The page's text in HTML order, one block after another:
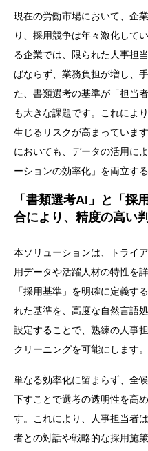
現在の労働市場において、企
り、採用競争は年々激化して
る企業では、限られた人事担
ばならず、業務負担が増し、
た、書類選考の基準が「担当
も大きな課題です。これによ
生じるリスクが高まっていま
においても、データの活用に
ーションの効率化」を両立す
「書類選考AI」と「採
合により、精度の高い
本ソリューションは、トライ
用データや活躍人材の特性を
「採用基準」を明確に定義す
れた基準を、高度な自然言語
設定することで、熟練の人事
クリーニングを可能にします。
単なる効率化に留まらず、全
下すことで選考の透明性を高
す。これにより、人事担当者
者との対話や戦略的な採用施